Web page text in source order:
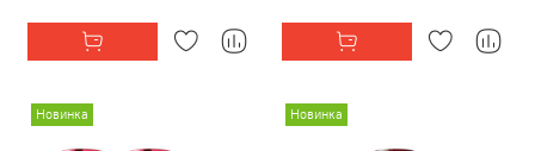
Новинка Новинка